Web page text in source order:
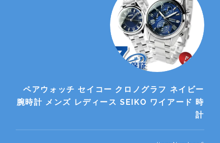
ペアウォッチ セイコー クロノグラフ ネイビー
腕時計 メンズ レディース SEIKO ワイアード 時
計